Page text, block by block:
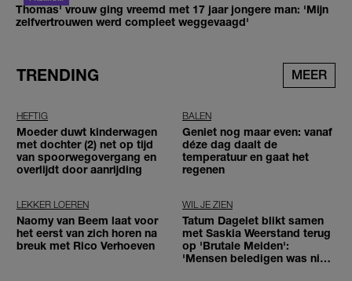
Thomas' vrouw ging vreemd met 17 jaar jongere man: 'Mijn
zelfvertrouwen werd compleet weggevaagd'
TRENDING MEER
HEFTIG
Moeder duwt kinderwagen
met dochter (2) net op tijd
van spoorwegovergang en
overlijdt door aanrijding
BALEN
Geniet nog maar even: vanaf
déze dag daalt de
temperatuur en gaat het
regenen
LEKKER LOEREN
Naomy van Beem laat voor
het eerst van zich horen na
breuk met Rico Verhoeven
WIL JE ZIEN
Tatum Dagelet blikt samen
met Saskia Weerstand terug
op 'Brutale Meiden':
'Mensen beledigen was niet